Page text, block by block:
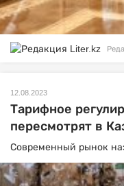
12.08.2023
Тарифное
пересмотрят в
Современный рынок